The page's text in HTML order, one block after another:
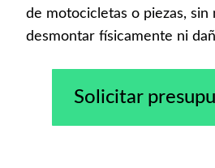
de motocicletas o piezas, sin
desmontar físicamente ni
Solicitar